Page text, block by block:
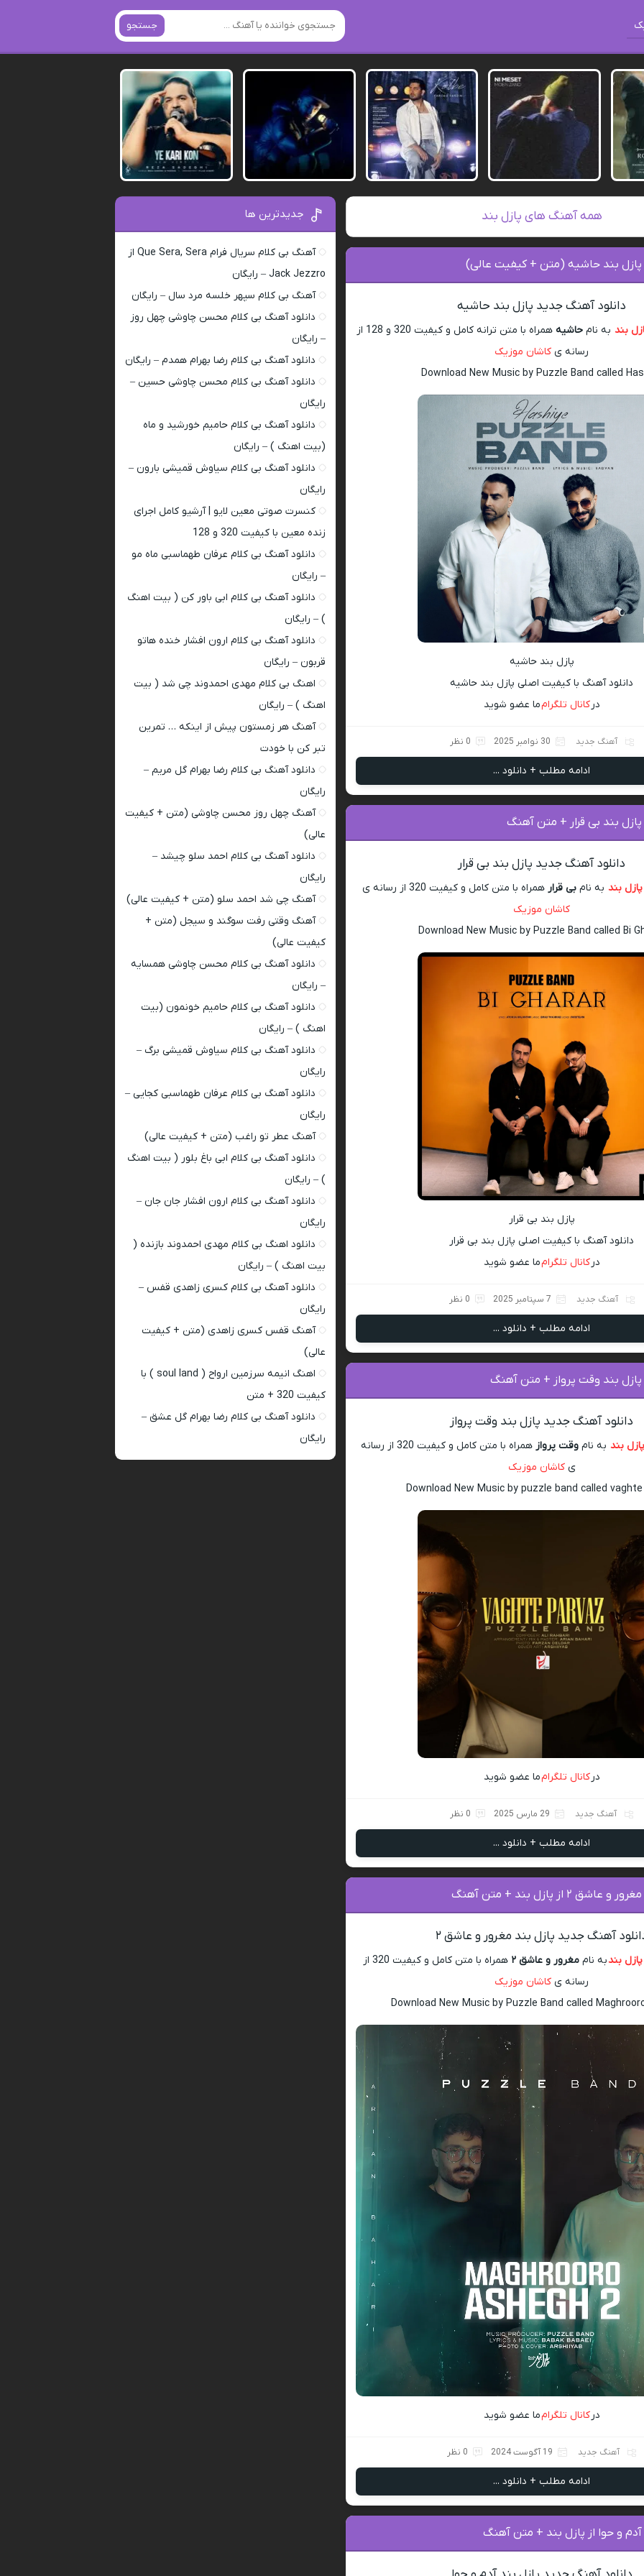
جستجو
همه آهنگ های پازل بند
پازل بند حاشیه (متن + کیفیت عالی)
دانلود آهنگ جدید پازل بند حاشیه
بند به نامحاشیه
همراه با متن ترانه کامل و کیفیت 320 و 128 از
رسانه ی کاشان موزیک
Download New Music by Puzzle Band called
پازل بند حاشیه
دانلود آهنگ با کیفیت اصلی پازل بند حاشیه
درکانال تلگرامما عضو شوید
آهنگ جدید 30 نوامبر 2025 0 نظر
ادامه مطلب + دانلود ...
بند بی قرار + متن آهنگ
دانلود آهنگ جدید پازل بند بی قرار
پازل بندبه نام بی قرارهمراه با متن کامل و کیفیت 320 از رسانه ی
کاشان موزیک
Download New Music by Puzzle Band called Bi
پازل بند بی قرار
دانلود آهنگ با کیفیت اصلی پازل بند بی قرار
درکانال تلگرامما عضو شوید
آهنگ جدید 7 سپتامبر 2025 0 نظر
ادامه مطلب + دانلود ...
پازل بند وقت پرواز + متن آهنگ
دانلود آهنگ جدید پازل بند وقت پرواز
پازل بند به ناموقت پرواز
همراه با متن کامل و کیفیت 320 از رسانه
یکاشان موزیک
Download New Music by puzzle band called
درکانال تلگرامما عضو شوید
آهنگ جدید 29 مارس 2025 0 نظر
ادامه مطلب + دانلود ...
۲ از پازل بند + متن آهنگ
آهنگ جدید پازل بند مغرور و عاشق ۲
پازل بندبه ناممغرور و عاشق ۲
همراه با متن کامل و کیفیت 320 از
رسانه ی کاشان موزیک
Download New Music by Puzzle Band called
درکانال تلگرامما عضو شوید
آهنگ جدید 19 آگوست 2024 0 نظر
ادامه مطلب + دانلود ...
آدم و حوا از پازل بند + متن آهنگ
جدیدترین ها
آهنگ بی کلام سریال فرام Que Sera, Sera از
Jack Jezzro – رایگان
آهنگ بی کلام سپهر خلسه مرد سال – رایگان
دانلود آهنگ بی کلام محسن چاوشی چهل روز
– رایگان
دانلود آهنگ بی کلام رضا بهرام همدم – رایگان
دانلود آهنگ بی کلام محسن چاوشی حسین –
رایگان
دانلود آهنگ بی کلام حامیم خورشید و ماه
(بیت اهنگ ) – رایگان
دانلود آهنگ بی کلام سیاوش قمیشی بارون –
رایگان
کنسرت صوتی معین لایو | آرشیو کامل اجرای
زنده معین با کیفیت 320 و 128
دانلود آهنگ بی کلام عرفان طهماسبی ماه مو
– رایگان
دانلود آهنگ بی کلام ابی باور کن ( بیت اهنگ
) – رایگان
دانلود آهنگ بی کلام ارون افشار خنده هاتو
قربون – رایگان
اهنگ بی کلام مهدی احمدوند چی شد ( بیت
اهنگ ) – رایگان
آهنگ هر زمستون پیش از اینکه … تمرین
تبر کن با خودت
دانلود آهنگ بی کلام رضا بهرام گل مریم –
رایگان
آهنگ چهل روز محسن چاوشی (متن + کیفیت
عالی)
دانلود آهنگ بی کلام احمد سلو چیشد –
رایگان
آهنگ چی شد احمد سلو (متن + کیفیت عالی)
آهنگ وقتی رفت سوگند و سیجل (متن +
کیفیت عالی)
دانلود آهنگ بی کلام محسن چاوشی همسایه
– رایگان
دانلود آهنگ بی کلام حامیم خونمون (بیت
اهنگ ) – رایگان
دانلود آهنگ بی کلام سیاوش قمیشی برگ –
رایگان
دانلود آهنگ بی کلام عرفان طهماسبی کجایی –
رایگان
آهنگ عطر تو راغب (متن + کیفیت عالی)
دانلود آهنگ بی کلام ابی باغ بلور ( بیت اهنگ
) – رایگان
دانلود آهنگ بی کلام ارون افشار جان جان –
رایگان
دانلود اهنگ بی کلام مهدی احمدوند بازنده (
بیت اهنگ ) – رایگان
دانلود آهنگ بی کلام کسری زاهدی قفس –
رایگان
آهنگ قفس کسری زاهدی (متن + کیفیت
عالی)
اهنگ انیمه سرزمین ارواح ( soul land ) با
کیفیت 320 + متن
دانلود آهنگ بی کلام رضا بهرام گل عشق –
رایگان